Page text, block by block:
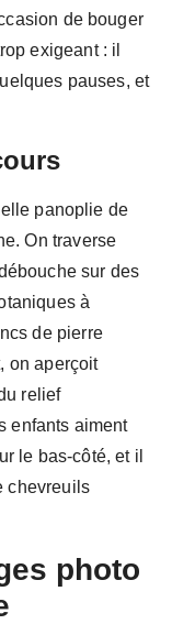
de bouger
exigeant : il
pauses, et
panoplie de
On traverse
sur des
à
de pierre
on aperçoit
relief
enfants aiment
le bas-côté, et il
chevreuils
photo